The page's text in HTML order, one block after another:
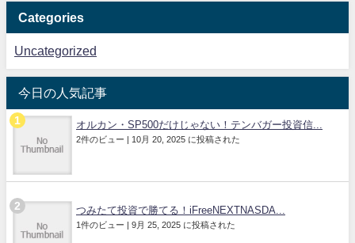
Categories
Uncategorized
今日の人気記事
オルカン・SP500だけじゃない！テンバガー投資信...
2件のビュー | 10月 20, 2025 に投稿された
つみたて投資で勝てる！iFreeNEXTNASDA...
1件のビュー | 9月 25, 2025 に投稿された